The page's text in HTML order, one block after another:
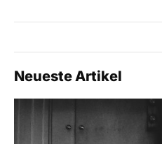
Neueste Artikel